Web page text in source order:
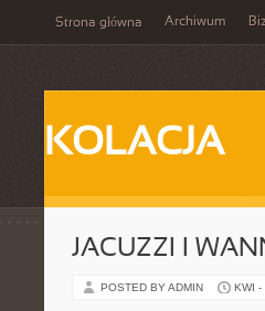
Strona główna Archiwum
KOLACJA
JACUZZI I
POSTED BY ADMIN KWI -